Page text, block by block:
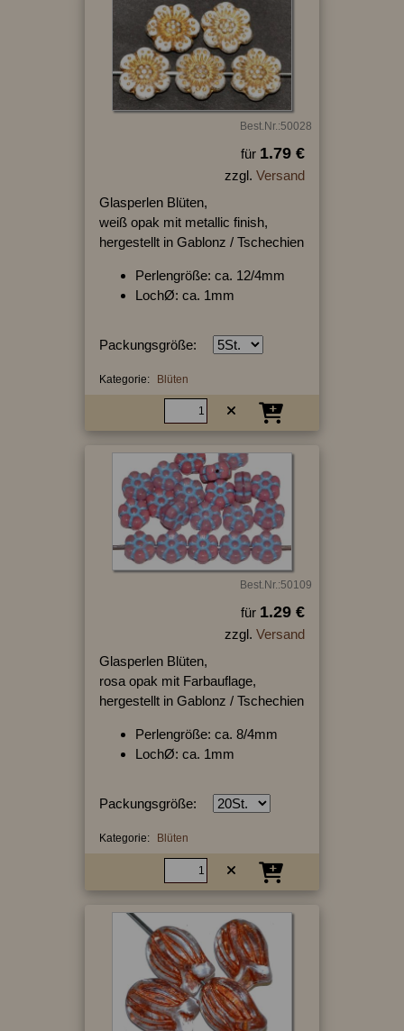
Best.Nr.:50028
für 1.79 €
zzgl. Versand
Glasperlen Blüten,
weiß opak mit metallic finish,
hergestellt in Gablonz / Tschechien
Perlengröße: ca. 12/4mm
LochØ: ca. 1mm
Packungsgröße:
Kategorie: Blüten
Best.Nr.:50109
für 1.29 €
zzgl. Versand
Glasperlen Blüten,
rosa opak mit Farbauflage,
hergestellt in Gablonz / Tschechien
Perlengröße: ca. 8/4mm
LochØ: ca. 1mm
Packungsgröße:
Kategorie: Blüten